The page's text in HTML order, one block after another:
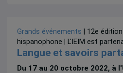
Grands événements | 12e
hispanophone | L'IEIM est
Langue et savoirs
Du 17 au 20 octobre 2022, à